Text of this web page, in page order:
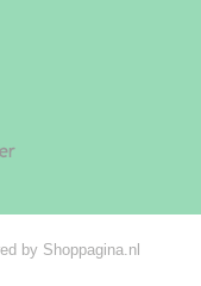
by Shoppagina.nl